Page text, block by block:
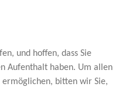
und hoffen, dass Sie
Aufenthalt haben. Um allen
ermöglichen, bitten wir Sie,